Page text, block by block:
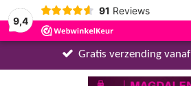
9,4
91 Reviews
Gratis verzending